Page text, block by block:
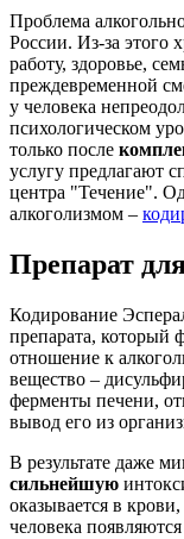
Проблема
России. Из-за этого
работу, здоровье,
преждевременной
у человека
психологическом
только после
услугу предлагают
центра "Течение".
алкоголизмом –
Препарат
Кодирование
препарата, который
отношение к
вещество –
ферменты печени,
вывод его из
В результате даже
сильнейшую
оказывается в
человека